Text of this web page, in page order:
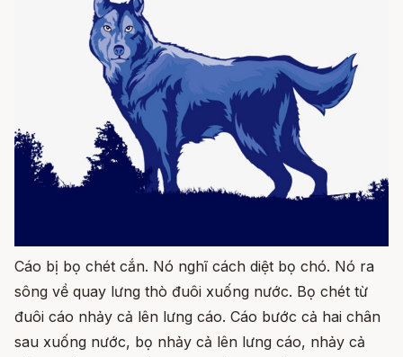
Cáo bị bọ chét cắn. Nó nghĩ cách diệt bọ chó. Nó ra
sông về quay lưng thò đuôi xuống nước. Bọ chét từ
đuôi cáo nhảy cả lên lưng cáo. Cáo bước cả hai chân
sau xuống nước, bọ nhảy cả lên lưng cáo, nhảy cả